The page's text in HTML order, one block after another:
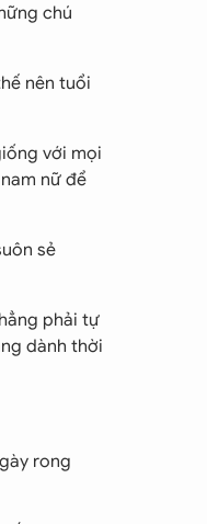
chú
nên tuổi
với mọi
nữ để
sẻ
phải tự
dành thời
rong